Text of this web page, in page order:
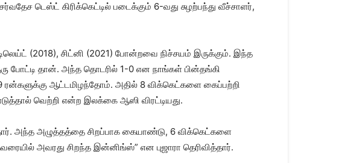
டெஸ்ட் கிரிக்கெட்டில் படைக்கும் 6-வது சுழற்பந்து வீச்சாளர்,
(2018), சிட்னி (2021) போன்றவை நிச்சயம் இருக்கும். இந்த
போட்டி தான். அந்த தொடரில் 1-0 என நாங்கள் பின்தங்கி
ஆட்டமிழந்தோம். அதில் 8 விக்கெட்களை கைப்பற்றி
வெற்றி என்ற இலக்கை ஆஸி விரட்டியது.
அந்த அழுத்தத்தை சிறப்பாக கையாண்டு, 6 விக்கெட்களை
அவரது சிறந்த இன்னிங்ஸ்” என புஜாரா தெரிவித்தார்.